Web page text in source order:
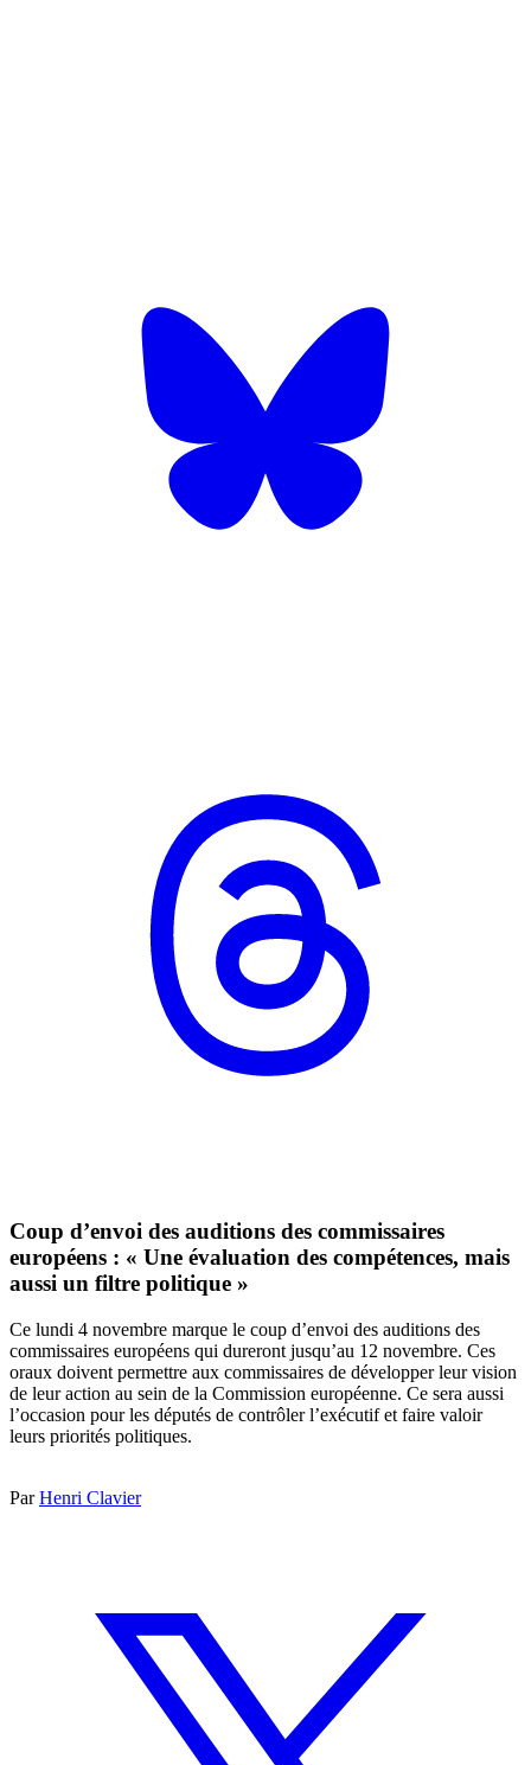
Coup d’envoi des auditions des commissaires
européens : « Une évaluation des compétences, mais
aussi un filtre politique »
Ce lundi 4 novembre marque le coup d’envoi des auditions des
commissaires européens qui dureront jusqu’au 12 novembre. Ces
oraux doivent permettre aux commissaires de développer leur vision
de leur action au sein de la Commission européenne. Ce sera aussi
l’occasion pour les députés de contrôler l’exécutif et faire valoir
leurs priorités politiques.
ParHenri Clavier